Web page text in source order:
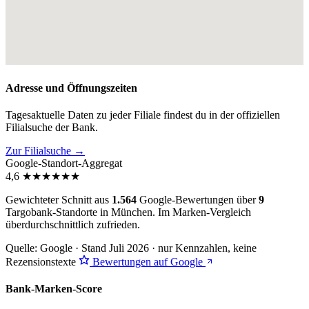
Adresse und Öffnungszeiten
Tagesaktuelle Daten zu jeder Filiale findest du in der offiziellen
Filialsuche der Bank.
Zur Filialsuche →
Google-Standort-Aggregat
4,6 ★★★★★★
Gewichteter Schnitt aus 1.564 Google-Bewertungen über9
Targobank-Standorte in München. Im Marken-Vergleich
überdurchschnittlich zufrieden.
Quelle: Google · Stand Juli 2026 · nur Kennzahlen, keine
Rezensionstexte
Bewertungen auf Google
Bank-Marken-Score